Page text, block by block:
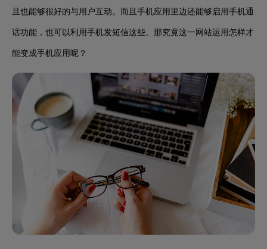
且也能够很好的与用户互动。而且手机应用里边还能够启用手机通
话功能，也可以利用手机发短信这些。那究竟这一网站运用怎样才
能变成手机应用呢？